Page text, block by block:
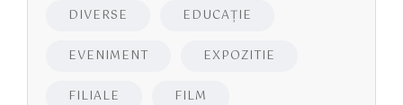
DIVERSE EDUCAŢIE
EVENIMENT EXPOZITIE
FILIALE FILM